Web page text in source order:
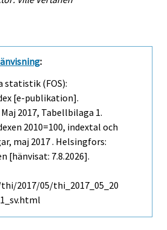
:
statistik (FOS):
[e-publikation].
Maj 2017, Tabellbilaga 1.
2010=100, indextal och
maj 2017 . Helsingfors:
[hänvisat: 7.8.2026].
2017/05/thi_2017_05_20